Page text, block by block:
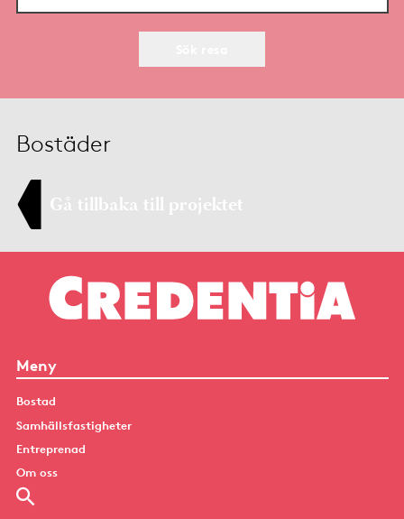
Bostäder
Gå tillbaka till projektet
Meny
Bostad
Samhällsfastigheter
Entreprenad
Om oss